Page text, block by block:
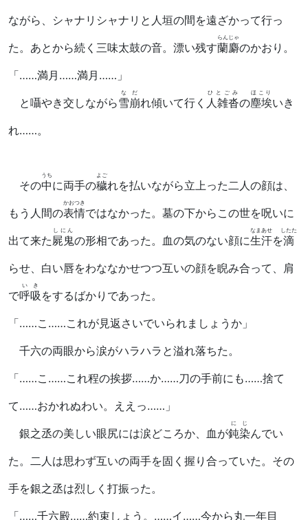
ながら、シャナリシャナリと人垣の間を遠ざかって行っ
た。あとから続く三味太鼓の音。漂い残す蘭麝
らんじゃ
のかおり。
「……満月……満月……」
と囁やき交しながら雪崩
なだ
れ傾いて行く 人雑沓
ひとごみ
の塵埃
ほこり
いき
れ……。
その中
うち
に両手の穢
よご
れを払いながら立上った二人の顔は、
もう人間の表情
かおつき
ではなかった。墓の下からこの世を呪いに
出て来た屍鬼
しにん
の形相であった。血の気のない顔に生汗
なまあせ
を滴
したた
らせ、白い唇をわななかせつつ互いの顔を睨み合って、肩
で呼吸
いき
をするばかりであった。
「……こ……これが見返さいでいられましょうか」
千六の両眼から涙がハラハラと溢れ落ちた。
「……こ……これ程の挨拶……か……刀の手前にも……捨て
て……おかれぬわい。ええっ……」
銀之丞の美しい眼尻には涙どころか、血が鈍染
にじ
んでい
た。二人は思わず互いの両手を固く握り合っていた。その
手を銀之丞は烈しく打振った。
「……千六殿……約束しょう。……イ……今から丸一年目